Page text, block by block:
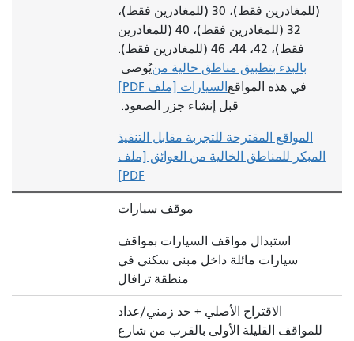
(للمغادرين فقط)، 30 (للمغادرين فقط)،
32 (للمغادرين فقط)، 40 (للمغادرين
فقط)، 42، 44، 46 (للمغادرين فقط).
يُوصىبالبدء بتطبيق مناطق خالية من
السيارات [ملف PDF] في هذه المواقع
قبل إنشاء جزر الصعود.
المواقع المقترحة للتجربة مقابل التنفيذ
المبكر للمناطق الخالية من العوائق [ملف
PDF]
موقف سيارات
استبدال مواقف السيارات بمواقف
سيارات مائلة داخل مبنى سكني في
منطقة ترافال
الاقتراح الأصلي + حد زمني/عداد
للمواقف القليلة الأولى بالقرب من شارع